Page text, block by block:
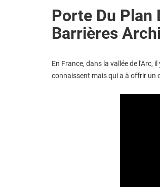
Porte Du Plan
Barrières
En France, dans la vallée de l'Arc,
connaissent mais qui a à offrir un